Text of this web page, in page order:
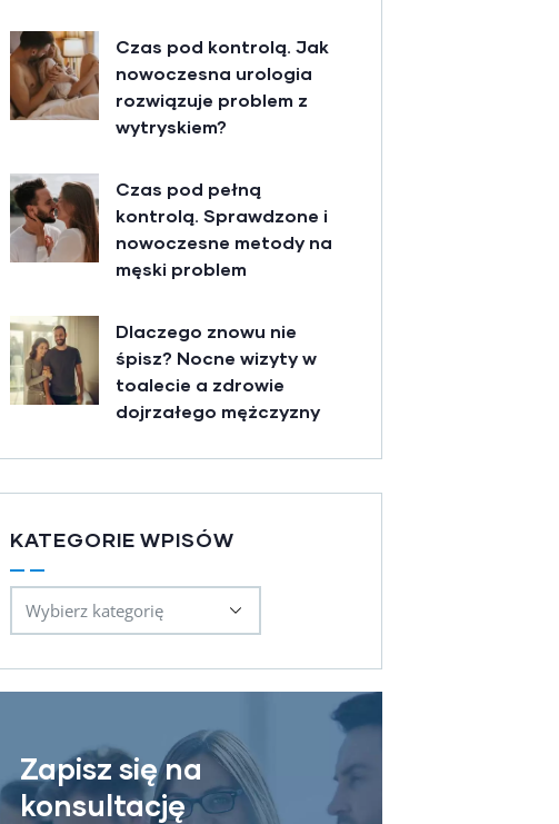
Czas pod kontrolą. Jak
nowoczesna urologia
rozwiązuje problem z
wytryskiem?
Czas pod pełną
kontrolą. Sprawdzone i
nowoczesne metody na
męski problem
Dlaczego znowu nie
śpisz? Nocne wizyty w
toalecie a zdrowie
dojrzałego mężczyzny
KATEGORIE WPISÓW
Zapisz się na
konsultację